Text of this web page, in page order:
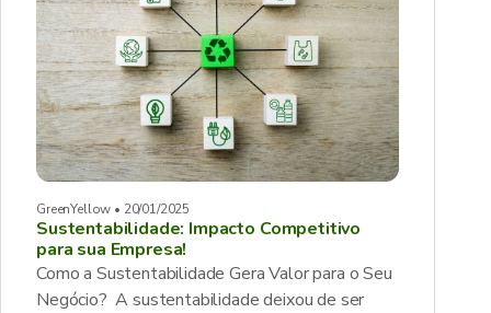
GreenYellow • 20/01/2025
Sustentabilidade: Impacto Competitivo
para sua Empresa!
Como a Sustentabilidade Gera Valor para o Seu
Negócio? A sustentabilidade deixou de ser